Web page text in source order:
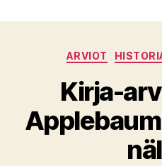
ARVIOT
Kirja-